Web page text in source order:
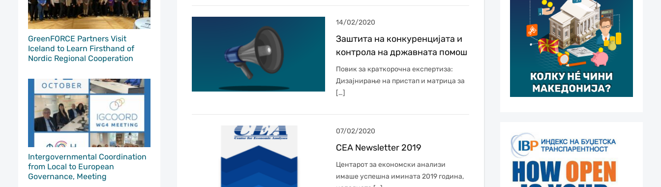
GreenFORCE Partners Visit
Iceland to Learn Firsthand of
Nordic Regional Cooperation
Intergovernmental Coordination
from Local to European
Governance, Meeting
14/02/2020
Заштита на конкуренцијата и
контрола на државната помош
Повик за краткорочна експертиза:
Дизајнирање на пристап и матрица за
[…]
07/02/2020
CEA Newsletter 2019
Центарот за економски анализи
имаше успешна имината 2019 година,